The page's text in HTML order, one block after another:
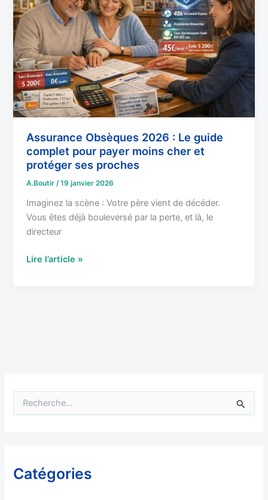
Assurance Obsèques 2026 : Le guide
complet pour payer moins cher et
protéger ses proches
A.Boutir/19 janvier 2026
Imaginez la scène : Votre père vient de décéder.
Vous êtes déjà bouleversé par la perte, et là, le
directeur
:
Le
guide
complet
pour
payer
moins
cher
protéger
ses
proches
Lire l’article »
e
c
Catégories